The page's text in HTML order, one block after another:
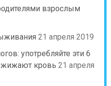
взрослым
21 апреля 2019
употребляйте эти 6
кровь 21 апреля